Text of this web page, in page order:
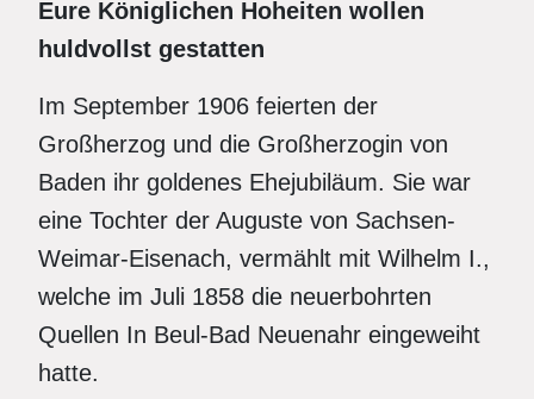
Eure Königlichen Hoheiten wollen
huldvollst gestatten
Im September 1906 feierten der
Großherzog und die Großherzogin von
Baden ihr goldenes Ehejubiläum. Sie war
eine Tochter der Auguste von Sachsen-
Weimar-Eisenach, vermählt mit Wilhelm I.,
welche im Juli 1858 die neuerbohrten
Quellen In Beul-Bad Neuenahr eingeweiht
hatte.